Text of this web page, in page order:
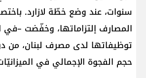
سنوات، عند وضع خطّة لازارد.
المصارف إلتزاماتها، وخفّضت –في
توظيفاتها لدى مصرف لبنان، من
حجم الفجوة الإجمالي في